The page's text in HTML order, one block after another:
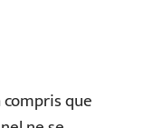
que